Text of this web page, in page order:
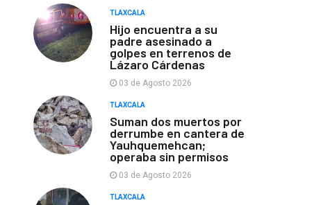
TLAXCALA
Hijo encuentra a su
padre asesinado a
golpes en terrenos de
Lázaro Cárdenas
03 de Agosto 2026
TLAXCALA
Suman dos muertos por
derrumbe en cantera de
Yauhquemehcan;
operaba sin permisos
03 de Agosto 2026
TLAXCALA